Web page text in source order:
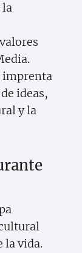
la
imprenta
ideas,
y la
la vida.